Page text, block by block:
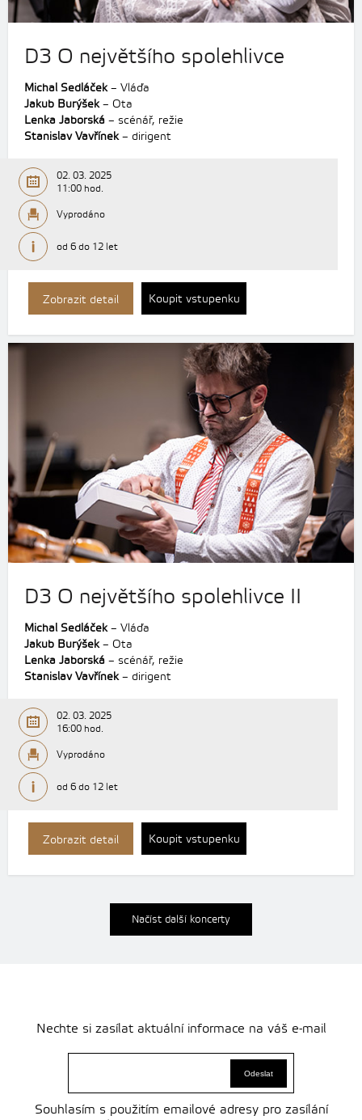
D3 O největšího spolehlivce
Michal Sedláček– Vláďa
Jakub Burýšek– Ota
Lenka Jaborská – scénář, režie
Stanislav Vavřínek– dirigent
02. 03. 2025
11:00 hod.
Vyprodáno
od 6 do 12 let
Zobrazit detail Koupit vstupenku
D3 O největšího spolehlivce II
Michal Sedláček– Vláďa
Jakub Burýšek– Ota
Lenka Jaborská – scénář, režie
Stanislav Vavřínek– dirigent
02. 03. 2025
16:00 hod.
Vyprodáno
od 6 do 12 let
Zobrazit detail Koupit vstupenku
Načíst další koncerty
Nechte si zasílat aktuální informace na váš e-mail
Souhlasím s použitím emailové adresy pro zasílání